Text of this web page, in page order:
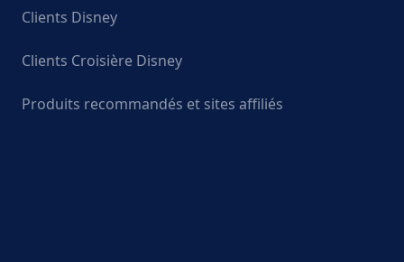
Clients Disney
Clients Croisière Disney
Produits recommandés et sites affiliés